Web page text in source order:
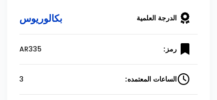
الدرجة العلمية بكالوريوس
رمز: AR335
الساعات المعتمده: 3